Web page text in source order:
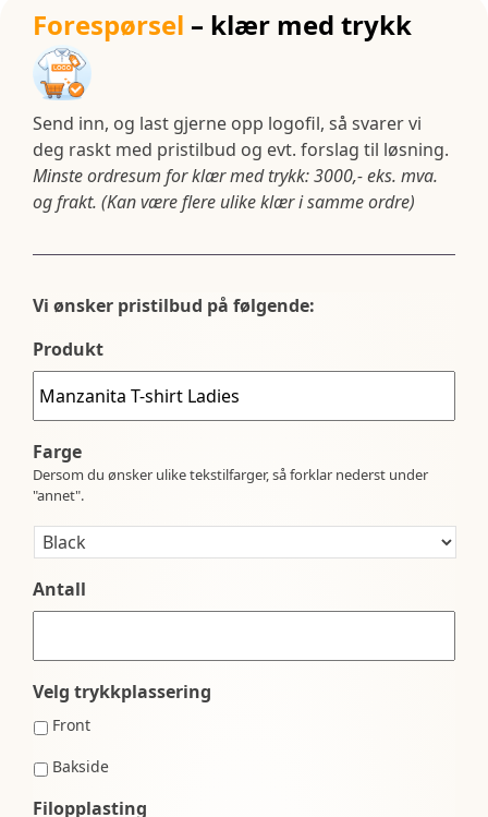
Forespørsel – klær med trykk
Send inn, og last gjerne opp logofil, så svarer vi
deg raskt med pristilbud og evt. forslag til løsning.
Minste ordresum for klær med trykk: 3000,- eks. mva.
og frakt. (Kan være flere ulike klær i samme ordre)
Vi ønsker pristilbud på følgende:
Produkt
Farge
Dersom du ønsker ulike tekstilfarger, så forklar nederst under
"annet".
Antall
Velg trykkplassering
Front
Bakside
Filopplasting